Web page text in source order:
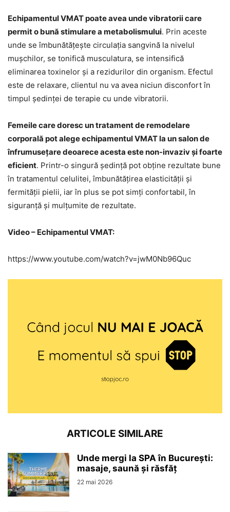
Echipamentul VMAT poate avea unde vibratorii care
permit o bună stimulare a metabolismului. Prin aceste
unde se îmbunătățește circulația sangvină la nivelul
mușchilor, se tonifică musculatura, se intensifică
eliminarea toxinelor și a rezidurilor din organism. Efectul
este de relaxare, clientul nu va avea niciun disconfort în
timpul ședinței de terapie cu unde vibratorii.
Femeile care doresc un tratament de remodelare
corporală pot alege echipamentul VMAT la un salon de
înfrumusețare deoarece acesta este non-invaziv și foarte
eficient. Printr-o singură ședință pot obține rezultate bune
în tratamentul celulitei, îmbunătățirea elasticității și
fermității pielii, iar în plus se pot simți confortabil, în
siguranță și mulțumite de rezultate.
Video – Echipamentul VMAT:
https://www.youtube.com/watch?v=jwM0Nb96Quc
ARTICOLE SIMILARE
Unde mergi la SPA în București:
masaje, saună și răsfăț
22 mai 2026